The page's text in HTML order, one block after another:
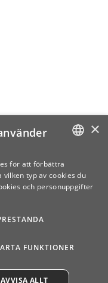
SWEDISH
×
för att förbättra
vilken typ av cookies du
och personuppgifter
FUNKTIONER
AVVISA ALLT